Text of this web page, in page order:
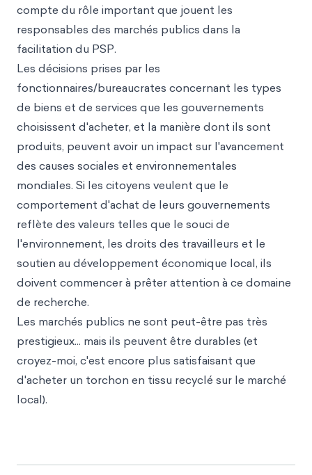
compte du rôle important que jouent les
responsables des marchés publics dans la
facilitation du PSP.
Les décisions prises par les
fonctionnaires/bureaucrates concernant les types
de biens et de services que les gouvernements
choisissent d'acheter, et la manière dont ils sont
produits, peuvent avoir un impact sur l'avancement
des causes sociales et environnementales
mondiales. Si les citoyens veulent que le
comportement d'achat de leurs gouvernements
reflète des valeurs telles que le souci de
l'environnement, les droits des travailleurs et le
soutien au développement économique local, ils
doivent commencer à prêter attention à ce domaine
de recherche.
Les marchés publics ne sont peut-être pas très
prestigieux... mais ils peuvent être durables (et
croyez-moi, c'est encore plus satisfaisant que
d'acheter un torchon en tissu recyclé sur le marché
local).